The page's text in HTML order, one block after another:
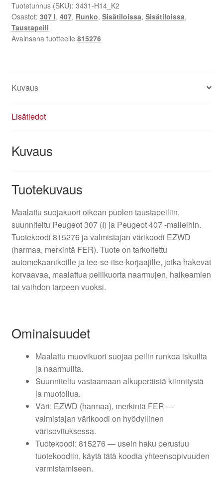
Tuotetunnus (SKU): 3431-H14_K2
Osastot: 307 I, 407, Runko, Sisätiloissa, Sisätiloissa,
Taustapeili
Avainsana tuotteelle 815276
Kuvaus
Lisätiedot
Kuvaus
Tuotekuvaus
Maalattu suojakuori oikean puolen taustapeiliin,
suunniteltu Peugeot 307 (I) ja Peugeot 407 -malleihin.
Tuotekoodi 815276 ja valmistajan värikoodi EZWD
(harmaa, merkintä FER). Tuote on tarkoitettu
automekaanikoille ja tee-se-itse-korjaajille, jotka hakevat
korvaavaa, maalattua peilikuorta naarmujen, halkeamien
tai vaihdon tarpeen vuoksi.
Ominaisuudet
Maalattu muovikuori suojaa peilin runkoa iskuilta
ja naarmuilta.
Suunniteltu vastaamaan alkuperäistä kiinnitystä
ja muotoilua.
Väri: EZWD (harmaa), merkintä FER —
valmistajan värikoodi on hyödyllinen
värisovituksessa.
Tuotekoodi: 815276 — usein haku perustuu
tuotekoodiin, käytä tätä koodia yhteensopivuuden
varmistamiseen.